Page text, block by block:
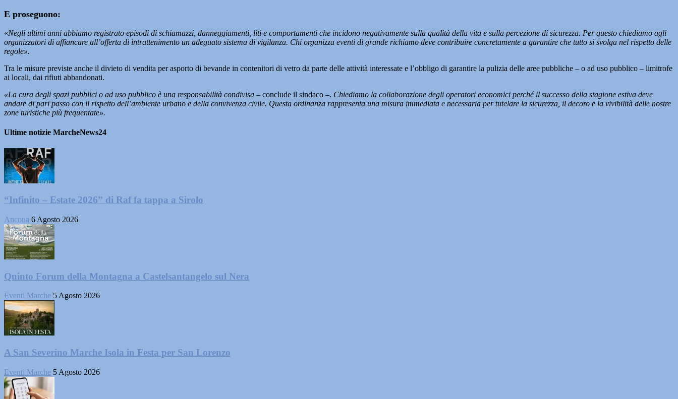
E proseguono:
«Negli ultimi anni abbiamo registrato episodi di schiamazzi, danneggiamenti, liti e comportamenti che incidono negativamente sulla qualità della vita e sulla percezione di sicurezza. Per questo chiediamo agli
organizzatori di affiancare all’offerta di intrattenimento un adeguato sistema di vigilanza. Chi organizza eventi di grande richiamo deve contribuire concretamente a garantire che tutto si svolga nel rispetto delle
regole».
Tra le misure previste anche il divieto di vendita per asporto di bevande in contenitori di vetro da parte delle attività interessate e l’obbligo di garantire la pulizia delle aree pubbliche – o ad uso pubblico – limitrofe
ai locali, dai rifiuti abbandonati.
«La cura degli spazi pubblici o ad uso pubblico è una responsabilità condivisa – conclude il sindaco –. Chiediamo la collaborazione degli operatori economici perché il successo della stagione estiva deve
andare di pari passo con il rispetto dell’ambiente urbano e della convivenza civile. Questa ordinanza rappresenta una misura immediata e necessaria per tutelare la sicurezza, il decoro e la vivibilità delle nostre
zone turistiche più frequentate».
Ultime notizie MarcheNews24
“Infinito – Estate 2026” di Raf fa tappa a Sirolo
Ancona 6 Agosto 2026
Quinto Forum della Montagna a Castelsantangelo sul Nera
Eventi Marche 5 Agosto 2026
A San Severino Marche Isola in Festa per San Lorenzo
Eventi Marche 5 Agosto 2026